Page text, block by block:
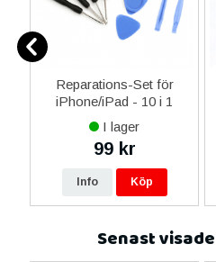
Reparations-Set för
iPhone/iPad - 10 i 1
I lager
99 kr
Info Köp
Senast